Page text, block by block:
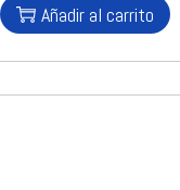
Añadir al carrito